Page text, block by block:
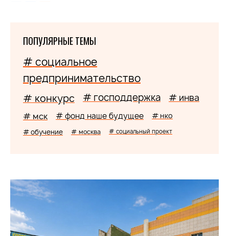
ПОПУЛЯРНЫЕ ТЕМЫ
# социальное
предпринимательство
# конкурс # господдержка # инва
# мск # фонд наше будущее # нко
# обучение # москва # социальный проект